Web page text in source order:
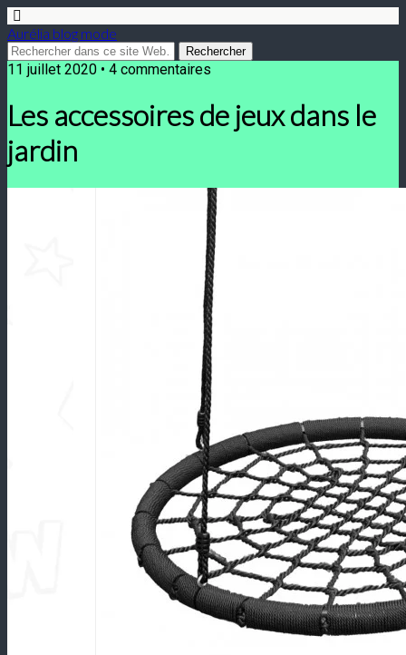
Aurélia blog mode
11 juillet 2020 • 4 commentaires
Les accessoires de jeux dans le
jardin